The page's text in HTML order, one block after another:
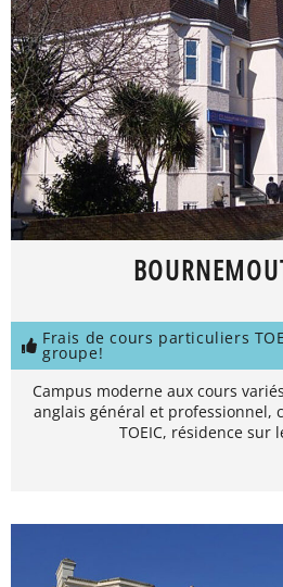
Frais de cours particuliers
groupe!
Campus moderne aux cours
anglais général et professionnel,
TOEIC, résidence sur